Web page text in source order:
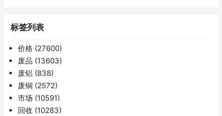
标签列表
价格 (27600)
废品 (13603)
废铝 (838)
废铜 (2572)
市场 (10591)
回收 (10283)